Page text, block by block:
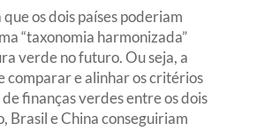
os dois países poderiam
“taxonomia harmonizada”
verde no futuro. Ou seja, a
comparar e alinhar os critérios
finanças verdes entre os dois
Brasil e China conseguiriam